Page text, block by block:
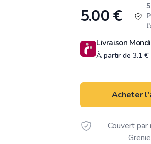
Product information
5.00€
Livraison
À partir de 3.1 €
Acheter
Couvert